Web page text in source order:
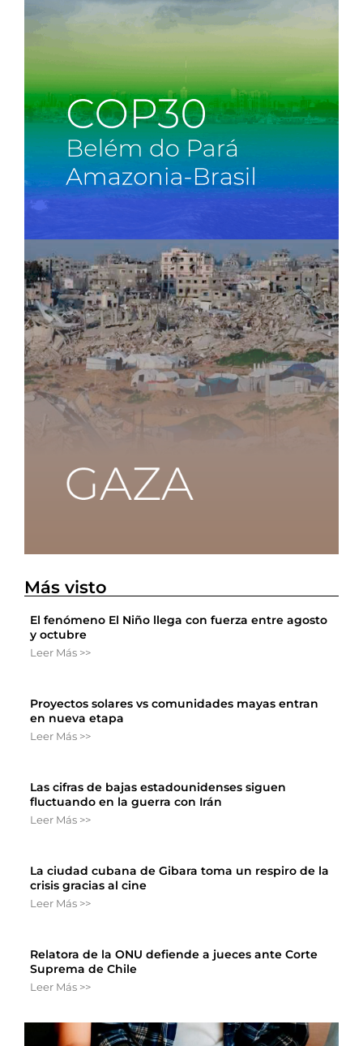
Más visto
El fenómeno El Niño llega con fuerza entre agosto
y octubre
Leer Más >>
Proyectos solares vs comunidades mayas entran
en nueva etapa
Leer Más >>
Las cifras de bajas estadounidenses siguen
fluctuando en la guerra con Irán
Leer Más >>
La ciudad cubana de Gibara toma un respiro de la
crisis gracias al cine
Leer Más >>
Relatora de la ONU defiende a jueces ante Corte
Suprema de Chile
Leer Más >>